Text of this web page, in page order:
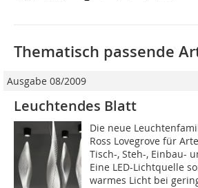
Thematisch passende
Ausgabe 08/2009
Leuchtendes Blatt
Die neue
Ross Lovegrove für
Tisch-, Steh-, Einbau-
Eine LED-Lichtquelle
warmes Licht bei